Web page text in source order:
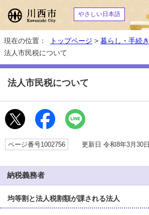
やさしい日本語
現在の位置： トップページ > 暮らし・手続き
法人市民税について
法人市民税について
ページ番号1002756 更新日 令和8年3月30日
納税義務者
均等割と法人税割額が課される法人